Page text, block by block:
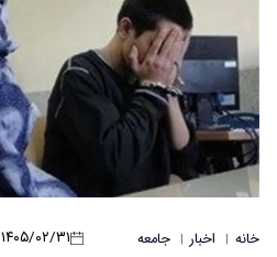
خانه | اخبار | جامعه ۱۴۰۵/۰۲/۳۱ ۱۳:۲۶:۳۶